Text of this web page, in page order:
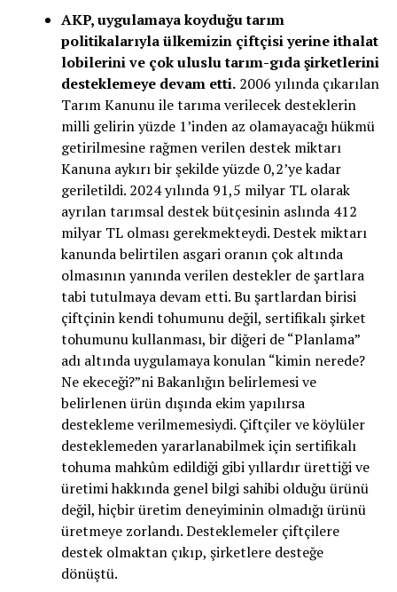
AKP, uygulamaya koyduğu tarım
politikalarıyla ülkemizin çiftçisi yerine ithalat
lobilerini ve çok uluslu tarım-gıda şirketlerini
desteklemeye devam etti.2006 yılında çıkarılan
Tarım Kanunu ile tarıma verilecek desteklerin
milli gelirin yüzde 1’inden az olamayacağı hükmü
getirilmesine rağmen verilen destek miktarı
Kanuna aykırı bir şekilde yüzde 0,2’ye kadar
geriletildi. 2024 yılında 91,5 milyar TL olarak
ayrılan tarımsal destek bütçesinin aslında 412
milyar TL olması gerekmekteydi. Destek miktarı
kanunda belirtilen asgari oranın çok altında
olmasının yanında verilen destekler de şartlara
tabi tutulmaya devam etti. Bu şartlardan birisi
çiftçinin kendi tohumunu değil, sertifikalı şirket
tohumunu kullanması, bir diğeri de “Planlama”
adı altında uygulamaya konulan “kimin nerede?
Ne ekeceği?”ni Bakanlığın belirlemesi ve
belirlenen ürün dışında ekim yapılırsa
destekleme verilmemesiydi. Çiftçiler ve köylüler
desteklemeden yararlanabilmek için sertifikalı
tohuma mahkûm edildiği gibi yıllardır ürettiği ve
üretimi hakkında genel bilgi sahibi olduğu ürünü
değil, hiçbir üretim deneyiminin olmadığı ürünü
üretmeye zorlandı. Desteklemeler çiftçilere
destek olmaktan çıkıp, şirketlere desteğe
dönüştü.